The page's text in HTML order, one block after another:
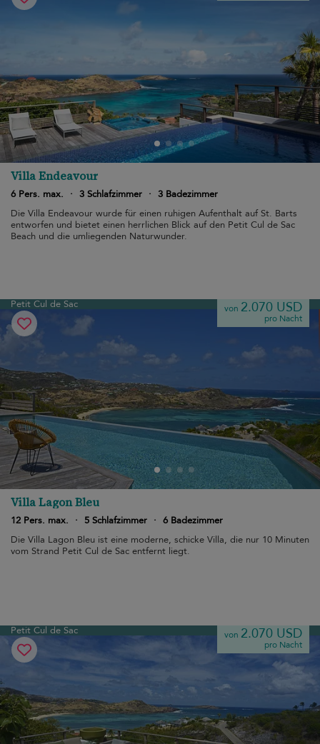
Villa Endeavour
6 Pers. max. · 3 Schlafzimmer · 3 Badezimmer
Die Villa Endeavour wurde für einen ruhigen Aufenthalt auf St. Barts
entworfen und bietet einen herrlichen Blick auf den Petit Cul de Sac
Beach und die umliegenden Naturwunder.
Petit Cul de Sac von 2.070 USD
pro Nacht
Villa Lagon Bleu
12 Pers. max. · 5 Schlafzimmer · 6 Badezimmer
Die Villa Lagon Bleu ist eine moderne, schicke Villa, die nur 10 Minuten
vom Strand Petit Cul de Sac entfernt liegt.
Petit Cul de Sac von 2.070 USD
pro Nacht